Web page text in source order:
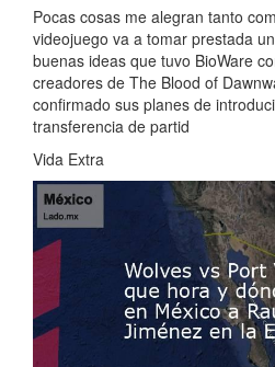
Pocas cosas me alegran tanto
videojuego va a tomar prestada
buenas ideas que tuvo BioWare
creadores de The Blood of
confirmado sus planes de
transferencia de partid
Vida Extra